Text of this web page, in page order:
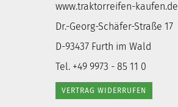
www.traktorreifen-kaufen.de
Dr.-Georg-Schäfer-Straße 17
D-93437 Furth im Wald
Tel. +49 9973 - 85 11 0
VERTRAG WIDERRUFEN